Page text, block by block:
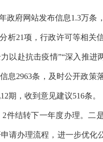
政府网站发布信息1.3万条
析21项，行政许可等相关
以赴抗击疫情”“深入推进
息2963条，及时公开政策
12期，收到意见建议516条。
2件结转下一年度办理。二
请办理流程，进一步优化